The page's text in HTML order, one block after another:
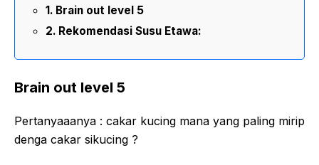
Brain out level 5
Rekomendasi Susu Etawa:
Brain out level 5
Pertanyaaanya : cakar kucing mana yang paling mirip
denga cakar sikucing ?